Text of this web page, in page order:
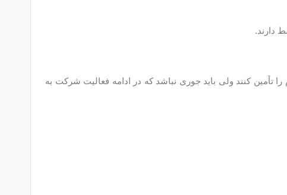
دارند.
تأمین کنند ولی باید جوری نباشد که در ادامه فعالیت شرکت به